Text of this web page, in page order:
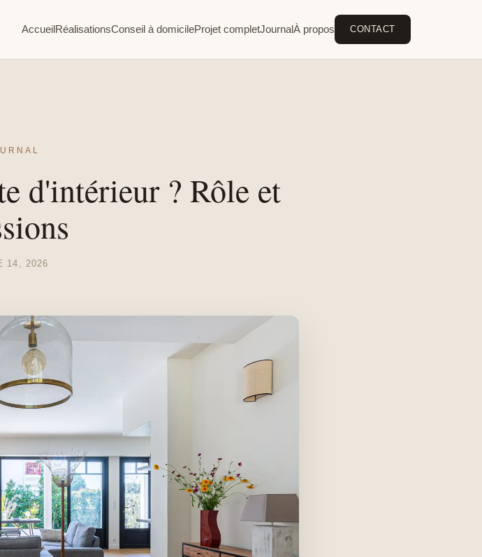
AccueilRéalisationsConseil à domicileProjet completJournalÀ propos CONTACT
d'intérieur ? Rôle et
14, 2026